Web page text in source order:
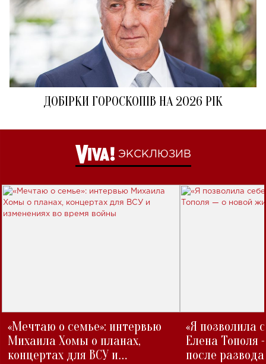
ДОБІРКИ ГОРОСКОПІВ НА 2026 РІК
ЭКСКЛЮЗИВ
«Мечтаю о семье»: интервью
Михаила Хомы о планах,
концертах для ВСУ и
«Я позволила
Елена Тополя
после развода